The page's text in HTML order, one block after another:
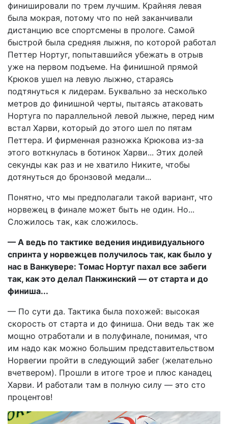
финишировали по трем лучшим. Крайняя левая
была мокрая, потому что по ней заканчивали
дистанцию все спортсмены в прологе. Самой
быстрой была средняя лыжня, по которой работал
Петтер Нортуг, попытавшийся убежать в отрыв
уже на первом подъеме. На финишной прямой
Крюков ушел на левую лыжню, стараясь
подтянуться к лидерам. Буквально за несколько
метров до финишной черты, пытаясь атаковать
Нортуга по параллельной левой лыжне, перед ним
встал Харви, который до этого шел по пятам
Петтера. И фирменная разножка Крюкова из-за
этого воткнулась в ботинок Харви... Этих долей
секунды как раз и не хватило Никите, чтобы
дотянуться до бронзовой медали...
Понятно, что мы предполагали такой вариант, что
норвежец в финале может быть не один. Но...
Сложилось так, как сложилось.
— А ведь по тактике ведения индивидуального
спринта у норвежцев получилось так, как было у
нас в Ванкувере: Томас Нортуг пахал все забеги
так, как это делал Панжинский — от старта и до
финиша...
— По сути да. Тактика была похожей: высокая
скорость от старта и до финиша. Они ведь так же
мощно отработали и в полуфинале, понимая, что
им надо как можно большим представительством
Норвегии пройти в следующий забег (желательно
вчетвером). Прошли в итоге трое и плюс канадец
Харви. И работали там в полную силу — это сто
процентов!